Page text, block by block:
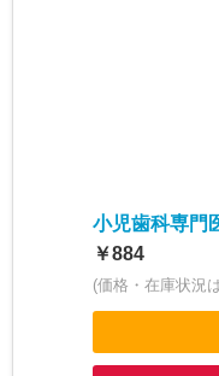
小児歯科専門
￥884
(価格・在庫状況